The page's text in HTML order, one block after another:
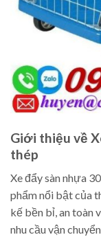
Giới thiệu về
thép
Xe đẩy sàn nhựa
phẩm nổi bật của
kế bền bỉ, an toàn
nhu cầu vận